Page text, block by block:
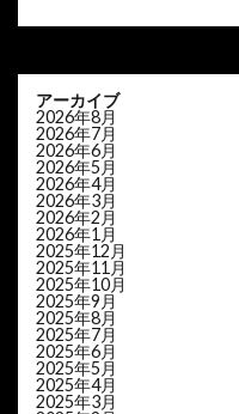
アーカイブ
2026年8月
2026年7月
2026年6月
2026年5月
2026年4月
2026年3月
2026年2月
2026年1月
2025年12月
2025年11月
2025年10月
2025年9月
2025年8月
2025年7月
2025年6月
2025年5月
2025年4月
2025年3月